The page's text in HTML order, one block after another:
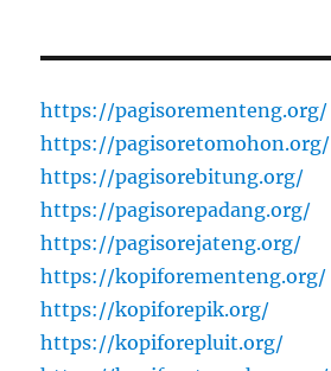
https://pagisorementeng.org/
https://pagisoretomohon.org/
https://pagisorebitung.org/
https://pagisorepadang.org/
https://pagisorejateng.org/
https://kopiforementeng.org/
https://kopiforepik.org/
https://kopiforepluit.org/